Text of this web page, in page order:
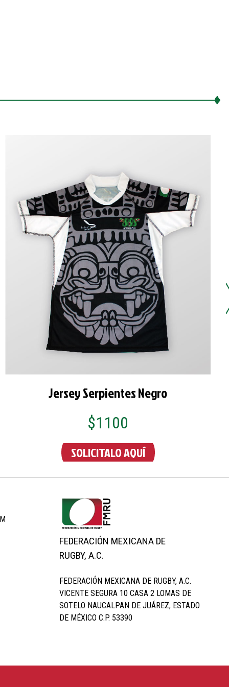
Jersey Serpientes Negro
$1100
SOLICITALO AQUÍ
FEDERACIÓN MEXICANA DE
RUGBY, A.C.
FEDERACIÓN MEXICANA DE RUGBY, A.C.
VICENTE SEGURA 10 CASA 2 LOMAS DE
SOTELO NAUCALPAN DE JUÁREZ, ESTADO
DE MÉXICO C.P. 53390